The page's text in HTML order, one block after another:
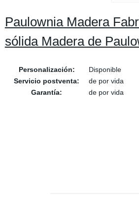
Paulownia Madera
sólida Madera de
Personalización:
Disponible
Servicio postventa:
de por vida
Garantía:
de por vida